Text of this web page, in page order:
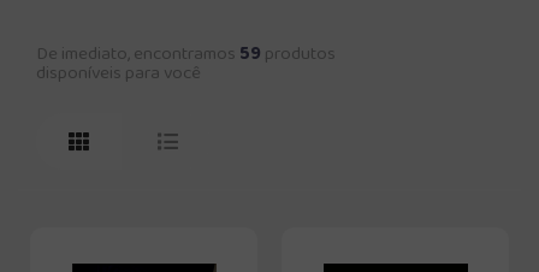
De imediato, encontramos 59 produtos
disponíveis para você